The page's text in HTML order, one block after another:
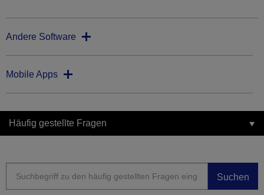
Andere Software
Mobile Apps
Häufig gestellte Fragen
Suchen